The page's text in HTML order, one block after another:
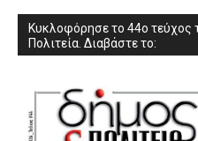
Κυκλοφόρησε το 44ο τεύχος
Πολιτεία. Διαβάστε το: